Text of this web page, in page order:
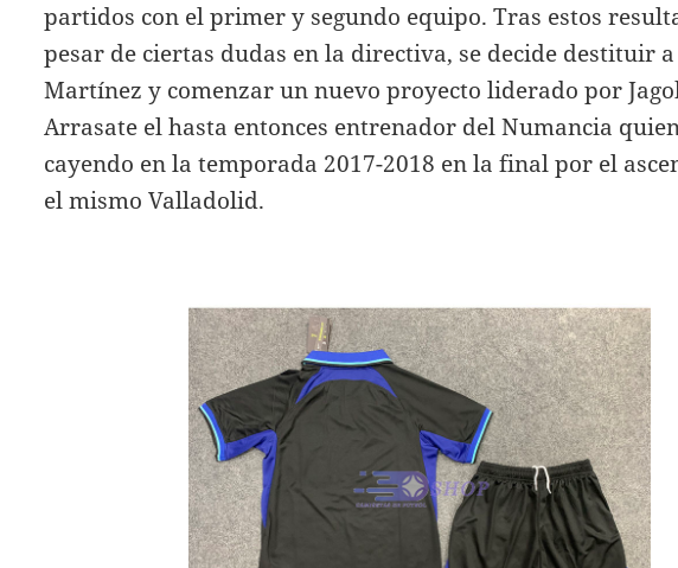
partidos con el primer y segundo equipo. Tras estos
pesar de ciertas dudas en la directiva, se decide destituir a
Martínez y comenzar un nuevo proyecto liderado por
Arrasate el hasta entonces entrenador del Numancia
cayendo en la temporada 2017-2018 en la final por el
el mismo Valladolid.